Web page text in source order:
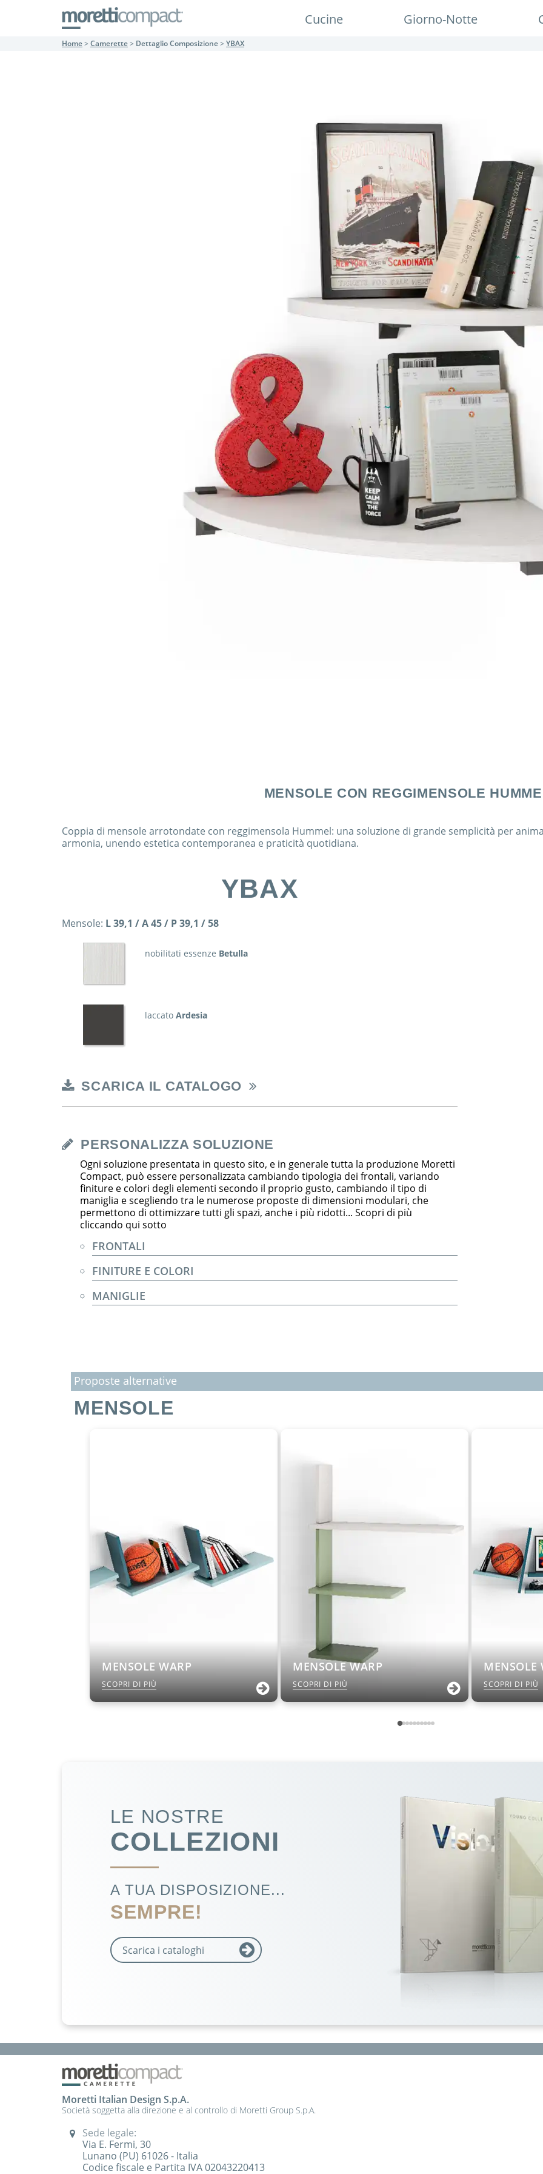
Cucine Giorno-Notte
Home> Camerette> Dettaglio Composizione> YBAX
MENSOLE CON REGGIMENSOLE
Coppia di mensole arrotondate con reggimensola Hummel: una soluzione di grande semplicità per
armonia, unendo estetica contemporanea e praticità quotidiana.
YBAX
Mensole: L 39,1 / A 45 / P 39,1 / 58
nobilitati essenze Betulla
laccato Ardesia
SCARICA IL CATALOGO
PERSONALIZZA SOLUZIONE
Ogni soluzione presentata in questo sito, e in generale tutta la produzione Moretti
Compact, può essere personalizzata cambiando tipologia dei frontali, variando
finiture e colori degli elementi secondo il proprio gusto, cambiando il tipo di
maniglia e scegliendo tra le numerose proposte di dimensioni modulari, che
permettono di ottimizzare tutti gli spazi, anche i più ridotti... Scopri di più
cliccando qui sotto
FRONTALI
FINITURE E COLORI
MANIGLIE
Proposte alternative
MENSOLE
MENSOLE WARP
SCOPRI DI PIÙ
MENSOLE WARP
SCOPRI DI PIÙ
MENSOLE
SCOPRI DI PIÙ
LE NOSTRE
COLLEZIONI
A TUA DISPOSIZIONE...
SEMPRE!
Scarica i cataloghi
Moretti Italian Design S.p.A.
Società soggetta alla direzione e al controllo di Moretti Group S.p.A.
Sede legale:
Via E. Fermi, 30
Lunano (PU) 61026 - Italia
Codice fiscale e Partita IVA 02043220413